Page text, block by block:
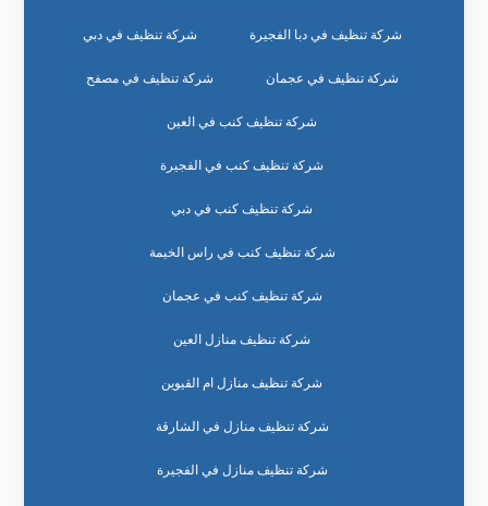
شركة تنظيف في دبا الفجيرة شركة تنظيف في دبي
شركة تنظيف في عجمان شركة تنظيف في مصفح
شركة تنظيف كنب في العين
شركة تنظيف كنب في الفجيرة
شركة تنظيف كنب في دبي
شركة تنظيف كنب في راس الخيمة
شركة تنظيف كنب في عجمان
شركة تنظيف منازل العين
شركة تنظيف منازل ام القيوين
شركة تنظيف منازل في الشارقة
شركة تنظيف منازل في الفجيرة